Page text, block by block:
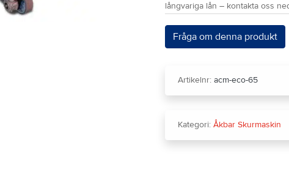
långvariga lån – kontakta oss
Fråga om denna produkt
Artikelnr: acm-eco-65
Kategori: Åkbar Skurmaskin